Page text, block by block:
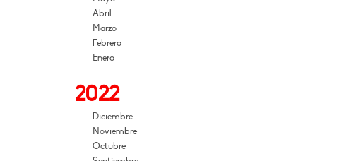
Abril
Marzo
Febrero
Enero
2022
Diciembre
Noviembre
Octubre